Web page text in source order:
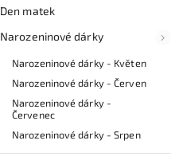
Den matek
Narozeninové dárky
Narozeninové dárky - Květen
Narozeninové dárky - Červen
Narozeninové dárky -
Červenec
Narozeninové dárky - Srpen